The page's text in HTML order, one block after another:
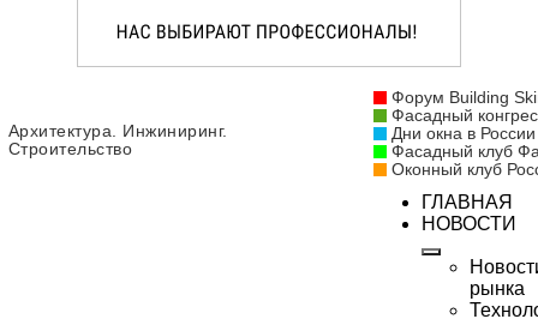
Архитектура. Инжиниринг.
Строительство
Форум Building
Фасадный
Дни окна в России
Фасадный клуб
Оконный клуб
ГЛАВНАЯ
НОВОСТИ
рынка